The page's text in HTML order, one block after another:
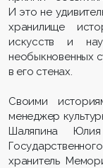
И это не
хранилище
искусств и
необыкновенных
в его стенах.
Своими
менеджер
Шаляпина
хранитель